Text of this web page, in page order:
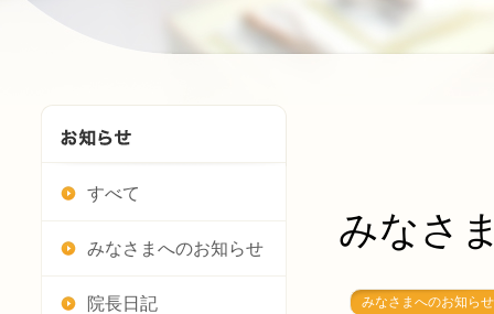
すべて
みなさまへのお知らせ
院長日記
みなさ
みなさまへのお知らせ